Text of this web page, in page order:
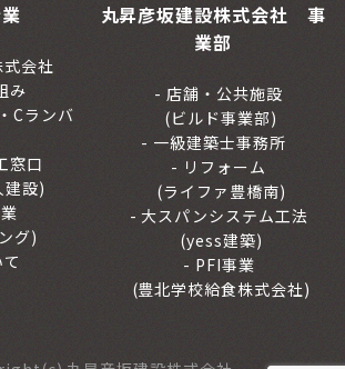
会社
み
Cランバ
窓口
建設)
グ)
丸昇彦坂建設株式会社 事
業部
店舗・公共施設
(ビルド事業部)
一級建築士事務所
リフォーム
(ライファ豊橋南)
大スパンシステム工法
(yess建築)
PFI事業
(豊北学校給食株式会社)